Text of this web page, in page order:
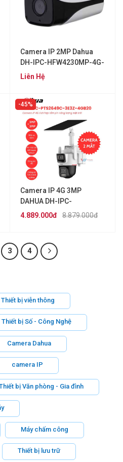
Camera IP 2MP Dahua
DH-IPC-HFW4230MP-4G-
AS-I2
Liên Hệ
45%
Camera IP 4G 3MP
DAHUA DH-IPC-
PTS2649C-3E3Z-4GB20
8.879.000đ
4.889.000đ
3 4
Thiết bị viễn thông
Thiết bị Số - Công Nghệ
Camera Dahua
camera IP
bị Văn phòng - Gia đình
Máy chấm công
Thiết bị lưu trữ